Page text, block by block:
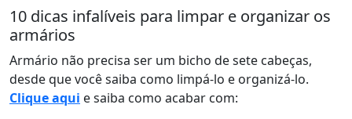
10 dicas infalíveis para limpar e organizar os
armários
Armário não precisa ser um bicho de sete cabeças,
desde que você saiba como limpá-lo e organizá-lo.
Clique aqui e saiba como acabar com: